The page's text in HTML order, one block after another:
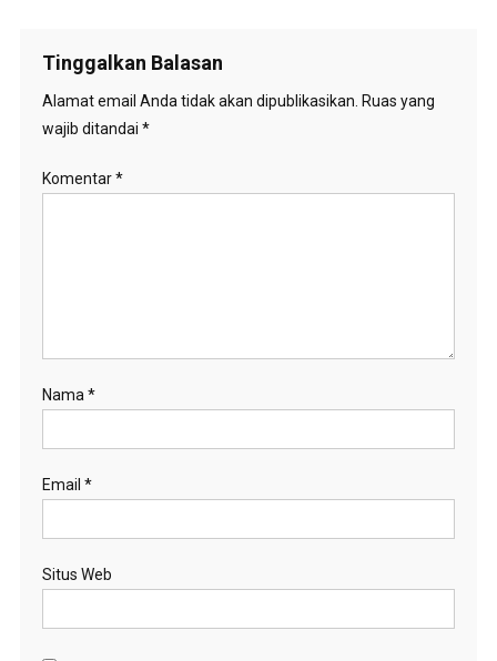
Tinggalkan Balasan
Alamat email Anda tidak akan dipublikasikan. Ruas yang
wajib ditandai *
Komentar*
Nama *
Email *
Situs Web